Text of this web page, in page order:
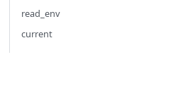
read_env
current